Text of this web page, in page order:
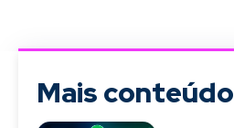
Mais conteúdo